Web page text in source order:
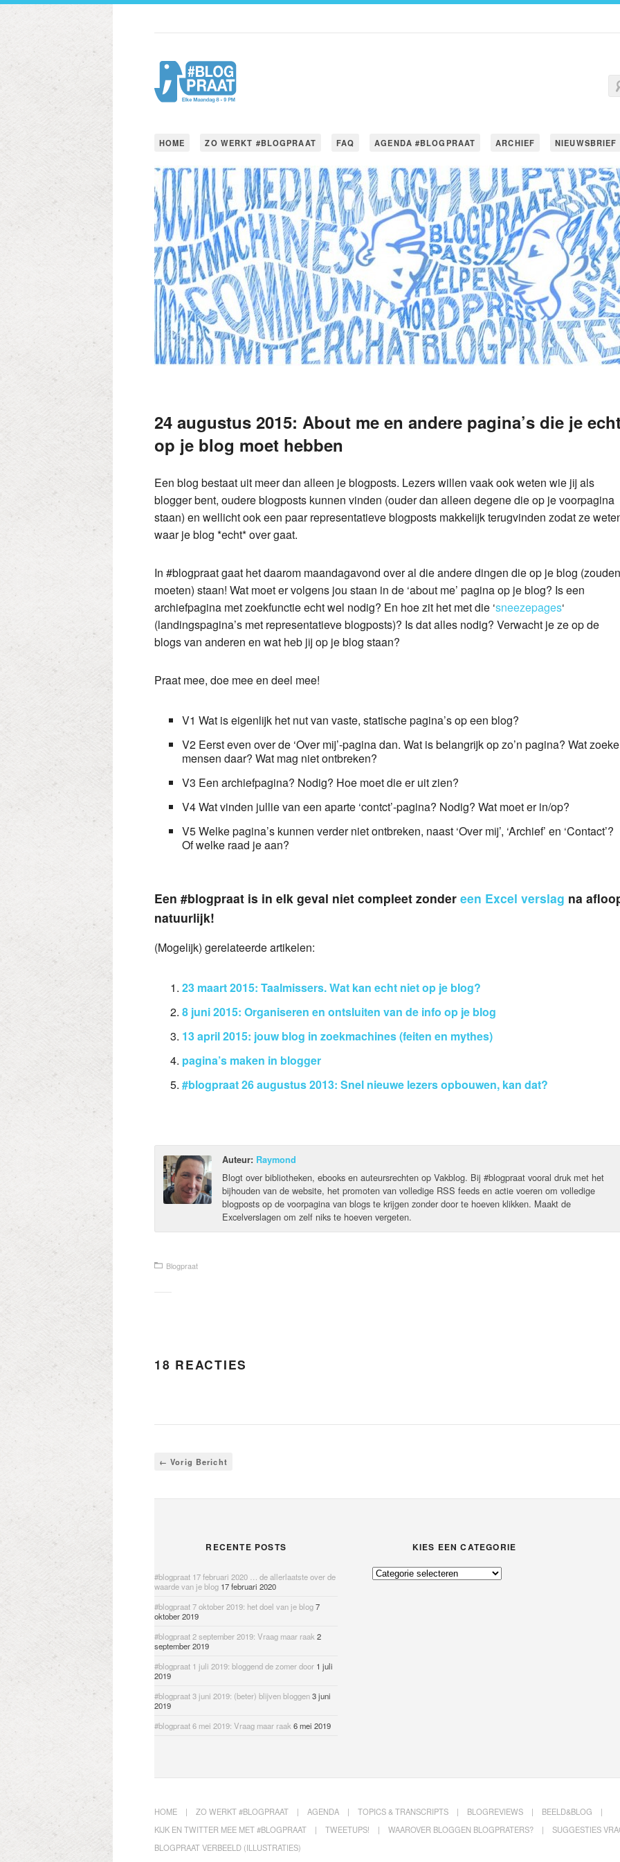
HOME ZO WERKT #BLOGPRAAT FAQ AGENDA #BLOGPRAAT ARCHIEF NIEUWSBRIEF
24 augustus 2015: About me en andere pagina’s die je
op je blog moet hebben
Een blog bestaat uit meer dan alleen je blogposts. Lezers willen vaak ook weten wie jij als
blogger bent, oudere blogposts kunnen vinden (ouder dan alleen degene die op je voorpagina
staan) en wellicht ook een paar representatieve blogposts makkelijk terugvinden zodat ze
waar je blog *echt* over gaat.
In #blogpraat gaat het daarom maandagavond over al die andere dingen die op je blog (zouden
moeten) staan! Wat moet er volgens jou staan in de ‘about me’ pagina op je blog? Is een
archiefpagina met zoekfunctie echt wel nodig? En hoe zit het met die ‘sneezepages‘
(landingspagina’s met representatieve blogposts)? Is dat alles nodig? Verwacht je ze op de
blogs van anderen en wat heb jij op je blog staan?
Praat mee, doe mee en deel mee!
V1 Wat is eigenlijk het nut van vaste, statische pagina’s op een blog?
V2 Eerst even over de ‘Over mij’-pagina dan. Wat is belangrijk op zo’n pagina? Wat
mensen daar? Wat mag niet ontbreken?
V3 Een archiefpagina? Nodig? Hoe moet die er uit zien?
V4 Wat vinden jullie van een aparte ‘contct’-pagina? Nodig? Wat moet er in/op?
V5 Welke pagina’s kunnen verder niet ontbreken, naast ‘Over mij’, ‘Archief’ en ‘Contact’?
Of welke raad je aan?
Een #blogpraat is in elk geval niet compleet zonder een Excel verslag na
natuurlijk!
(Mogelijk) gerelateerde artikelen:
23 maart 2015: Taalmissers. Wat kan echt niet op je blog?
8 juni 2015: Organiseren en ontsluiten van de info op je blog
13 april 2015: jouw blog in zoekmachines (feiten en mythes)
pagina’s maken in blogger
#blogpraat 26 augustus 2013: Snel nieuwe lezers opbouwen, kan dat?
Auteur: Raymond
Blogt over bibliotheken, ebooks en auteursrechten op Vakblog. Bij #blogpraat vooral druk met het
bijhouden van de website, het promoten van volledige RSS feeds en actie voeren om volledige
blogposts op de voorpagina van blogs te krijgen zonder door te hoeven klikken. Maakt de
Excelverslagen om zelf niks te hoeven vergeten.
Blogpraat
18 REACTIES
← Vorig Bericht
RECENTE POSTS
#blogpraat 17 februari 2020 … de allerlaatste over de
waarde van je blog 17 februari 2020
#blogpraat 7 oktober 2019: het doel van je blog7
oktober 2019
#blogpraat 2 september 2019: Vraag maar raak 2
september 2019
#blogpraat 1 juli 2019: bloggend de zomer door 1 juli
2019
#blogpraat 3 juni 2019: (beter) blijven bloggen3 juni
2019
#blogpraat 6 mei 2019: Vraag maar raak 6 mei 2019
KIES EEN CATEGORIE
Kies
een
HOME ZO WERKT #BLOGPRAAT AGENDA TOPICS & TRANSCRIPTS BLOGREVIEWS
BEELD&BLOG
KIJK EN TWITTER MEE MET #BLOGPRAAT
TWEETUPS! WAAROVER BLOGGEN BLOGPRATERS?
SUGGESTIES
BLOGPRAAT VERBEELD (ILLUSTRATIES)